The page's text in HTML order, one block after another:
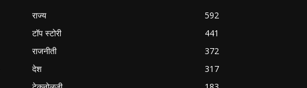
राज्य
592
टॉप स्टोरी
441
राजनीती
372
देश
317